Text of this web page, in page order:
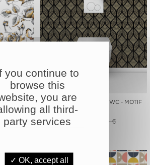
- FLEURS
-10%
CRÉDENCE ADHÉSIVE WC - MOTIF
9,90 €
you continue to
browse this
you are
all third-
party services
✓ OK, accept all